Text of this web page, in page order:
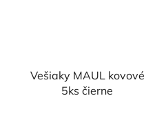
Vešiaky MAUL kovové
5ks čierne